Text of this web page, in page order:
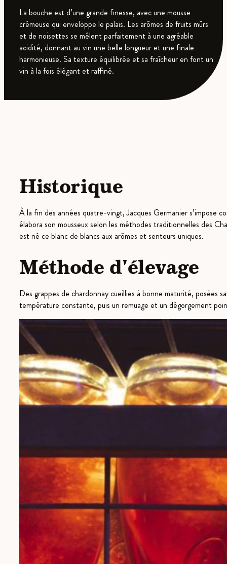
La bouche est d’une grande finesse, avec une mousse
crémeuse qui enveloppe le palais. Les arômes de fruits mûrs
et de noisettes se mêlent parfaitement à une agréable
acidité, donnant au vin une belle longueur et une finale
harmonieuse. Sa texture équilibrée et sa fraîcheur en font un
vin à la fois élégant et raffiné.
Historique
À la fin des années quatre-vingt, Jacques Germanier s’impose
élabora son mousseux selon les méthodes traditionnelles des
est né ce blanc de blancs aux arômes et senteurs uniques.
Méthode d'élevage
Des grappes de chardonnay cueillies à bonne maturité, posées
température constante, puis un remuage et un dégorgement